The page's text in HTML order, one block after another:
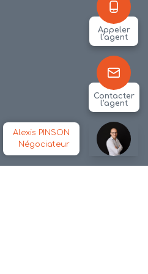
Alexis PINSON
Négociateur
Appeler
l'agent
Contacter
l'agent